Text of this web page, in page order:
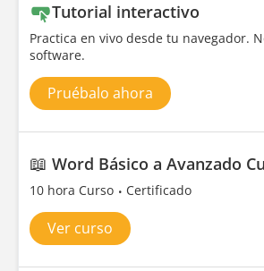
Tutorial interactivo
Practica en vivo desde tu navegador.
software.
Pruébalo ahora
📖 Word Básico a Avanzado
10 hora Curso Certificado
Ver curso